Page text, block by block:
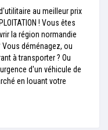
au meilleur prix
! Vous êtes
la région normandie
déménagez, ou
à transporter ? Ou
d'un véhicule de
en louant votre